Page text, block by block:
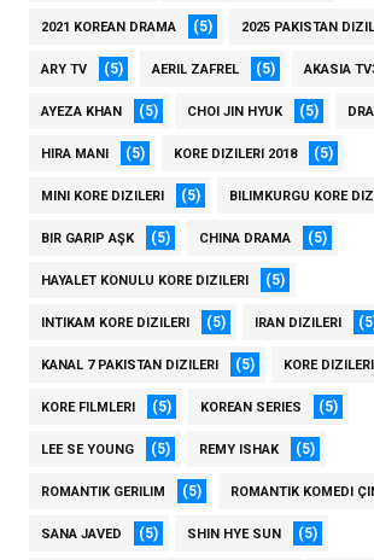
2021 KOREAN DRAMA (5) 2025 PAKISTAN
ARY TV (5) AERIL ZAFREL (5) AKASIA
AYEZA KHAN (5) CHOI JIN HYUK (5)
HIRA MANI (5) KORE DIZILERI 2018 (5)
MINI KORE DIZILERI (5) BILIMKURGU KORE
BIR GARIP AŞK (5) CHINA DRAMA (5)
HAYALET KONULU KORE DIZILERI (5)
INTIKAM KORE DIZILERI (5) IRAN DIZILERI
KANAL 7 PAKISTAN DIZILERI (5) KORE
KORE FILMLERI (5) KOREAN SERIES (5)
LEE SE YOUNG (5) REMY ISHAK (5)
ROMANTIK GERILIM (5) ROMANTIK KOMEDI
SANA JAVED (5) SHIN HYE SUN (5)